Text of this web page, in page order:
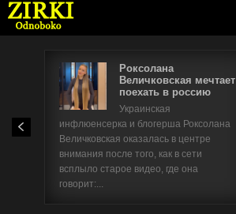
Роксолана
Величковская мечтает
поехать в россию
Украинская
инфлюенсерка и блогерша Роксолана
Величковская оказалась в центре
внимания после того, как в сети
всплыло старое видео, где она
говорит:...